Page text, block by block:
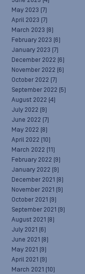
May 2023 (7)
April 2023 (7)
March 2023 (8)
February 2023 (6)
January 2023 (7)
December 2022 (6)
November 2022 (6)
October 2022 (7)
September 2022 (5)
August 2022 (4)
July 2022 (9)
June 2022 (7)
May 2022 (8)
April 2022 (10)
March 2022 (11)
February 2022 (9)
January 2022 (9)
December 2021 (8)
November 2021 (9)
October 2021 (9)
September 2021 (9)
August 2021 (8)
July 2021 (6)
June 2021 (8)
May 2021 (9)
April 2021 (9)
March 2021 (10)